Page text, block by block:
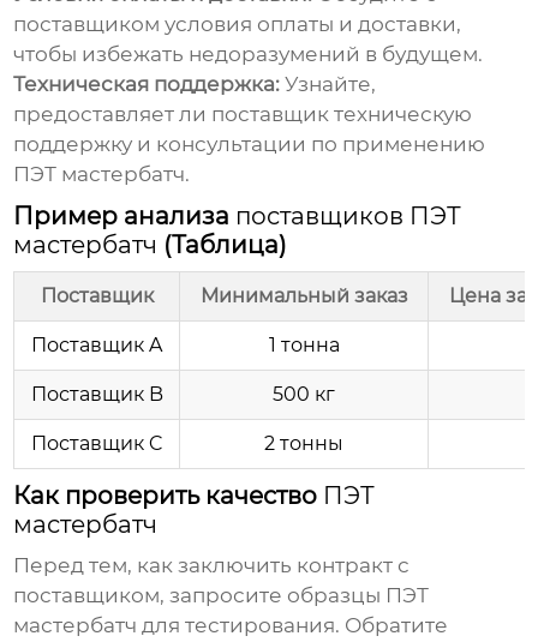
поставщиком условия оплаты и доставки,
чтобы избежать недоразумений в будущем.
Техническая поддержка: Узнайте,
предоставляет ли поставщик техническую
поддержку и консультации по применению
ПЭТ мастербатч.
Пример анализа поставщиков ПЭТ
мастербатч (Таблица)
Поставщик Минимальный заказ Цена за
Поставщик A 1 тонна
Поставщик B 500 кг
Поставщик C 2 тонны
Как проверить качество ПЭТ
мастербатч
Перед тем, как заключить контракт с
поставщиком, запросите образцы ПЭТ
мастербатч для тестирования. Обратите